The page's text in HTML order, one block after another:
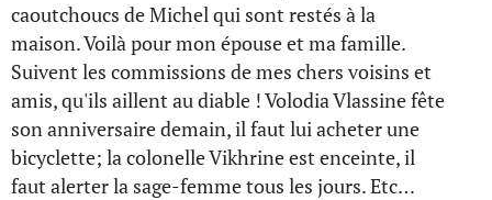
caoutchoucs de Michel qui sont restés à la
maison. Voilà pour mon épouse et ma famille.
Suivent les commissions de mes chers voisins et
amis, qu'ils aillent au diable ! Volodia Vlassine fête
son anniversaire demain, il faut lui acheter une
bicyclette; la colonelle Vikhrine est enceinte, il
faut alerter la sage-femme tous les jours. Etc…